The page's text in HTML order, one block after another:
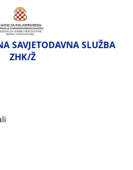
SAVJETODAVNA SLUŽBA
ZHK/Ž